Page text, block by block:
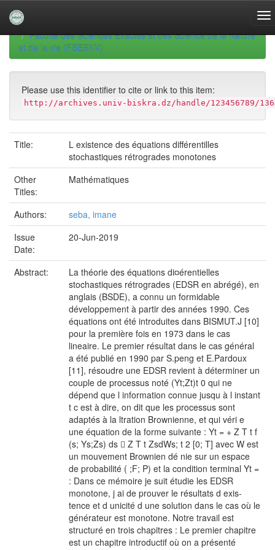
navigationUniversity of Biskra Repository
Faculté des Sciences Exactes et des Science de la Nature
et de la vie (FSESNV)
Please use this identifier to cite or link to this item:
http://archives.univ-biskra.dz/handle/123456789/
Title:
L existence des équations différentilles
stochastiques rétrogrades monotones
Other
Titles:
Mathématiques
Authors:
seba, imane
Issue
Date:
20-Jun-2019
Abstract:
La théorie des équations di¤érentielles
stochastiques rétrogrades (EDSR en abrégé), en
anglais (BSDE), a connu un formidable
développement à partir des années 1990. Ces
équations ont été introduites dans BISMUT.J [10]
pour la première fois en 1973 dans le cas
lineaire. Le premier résultat dans le cas général
a été publié en 1990 par S.peng et E.Pardoux
[11], résoudre une EDSR revient à déterminer un
couple de processus noté (Yt;Zt)t 0 qui ne
dépend que l information connue jusqu à l instant
t c est à dire, on dit que les processus sont
adaptés à la ltration Brownienne, et qui véri e
une équation de la forme suivante : Yt = + Z T t f
(s; Ys;Zs) ds 􀀀 Z T t ZsdWs; t 2 [0; T] avec W est
un mouvement Brownien dé nie sur un espace
de probabilité ( ;F; P) et la condition terminal Yt =
: Dans ce mémoire je suit étudie les EDSR
monotone, j ai de prouver le résultats d exis-
tence et d unicité d une solution dans le cas où le
générateur est monotone. Notre travail est
structuré en trois chapitres : Le premier chapitre
est un chapitre introductif où on a présenté